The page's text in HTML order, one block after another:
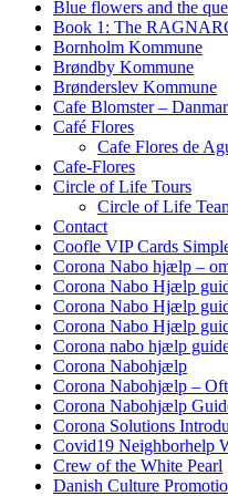
Blue flowers and the
Book 1: The
Bornholm Kommune
Brøndby Kommune
Brønderslev Kommune
Cafe Blomster –
Café Flores
Cafe Flores de
Cafe-Flores
Circle of Life Tours
Circle of Life
Contact
Coofle VIP Cards
Corona Nabo hjælp –
Corona Nabo Hjælp
Corona Nabo Hjælp
Corona Nabo Hjælp
Corona nabo hjælp
Corona Nabohjælp
Corona Nabohjælp –
Corona Nabohjælp
Corona Solutions
Covid19 Neighborhelp
Crew of the White Pearl
Danish Culture